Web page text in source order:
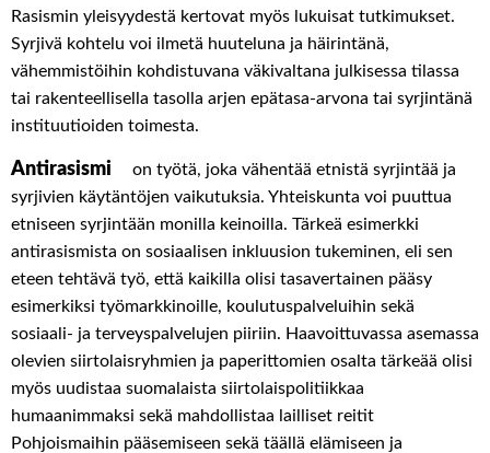
Rasismin yleisyydestä kertovat myös lukuisat tutkimukset.
Syrjivä kohtelu voi ilmetä huuteluna ja häirintänä,
vähemmistöihin kohdistuvana väkivaltana julkisessa tilassa
tai rakenteellisella tasolla arjen epätasa-arvona tai syrjintänä
instituutioiden toimesta.
Antirasismi
on työtä, joka vähentää etnistä syrjintää ja
syrjivien käytäntöjen vaikutuksia. Yhteiskunta voi puuttua
etniseen syrjintään monilla keinoilla. Tärkeä esimerkki
antirasismista on sosiaalisen inkluusion tukeminen, eli sen
eteen tehtävä työ, että kaikilla olisi tasavertainen pääsy
esimerkiksi työmarkkinoille, koulutuspalveluihin sekä
sosiaali- ja terveyspalvelujen piiriin. Haavoittuvassa asemassa
olevien siirtolaisryhmien ja paperittomien osalta tärkeää olisi
myös uudistaa suomalaista siirtolaispolitiikkaa
humaanimmaksi sekä mahdollistaa lailliset reitit
Pohjoismaihin pääsemiseen sekä täällä elämiseen ja